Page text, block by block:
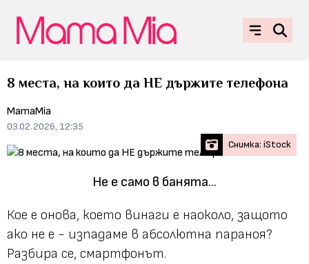
8 места, на които да НЕ държите телефона
MamaMia
03.02.2026, 12:35
Снимка: iStock
Не е само в банята...
Кое е онова, което винаги е наоколо, защото
ако не е - изпадаме в абсолютна параноя?
Разбира се, смартфонът.